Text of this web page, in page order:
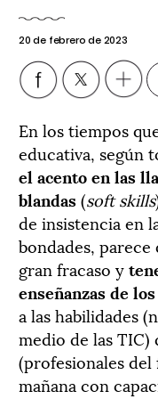
20 de febrero de 2023
En los tiempos
educativa, según
el acento en las
blandas(soft skills
de insistencia en
bondades,
gran fracaso y
enseñanzas de
a las habilidades
medio de las TIC)
(profesionales
mañana con